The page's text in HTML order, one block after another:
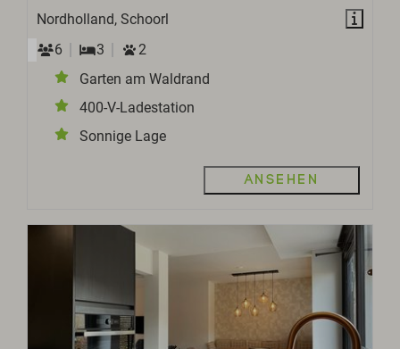
Nordholland, Schoorl
6
3
2
Garten am Waldrand
400-V-Ladestation
Sonnige Lage
Ansehen